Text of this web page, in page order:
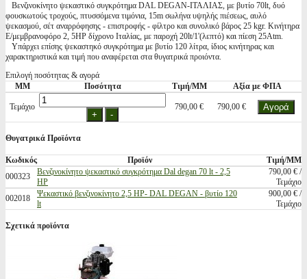
Βενζινοκίνητο ψεκαστικό συγκρότημα DAL DEGAN-ΙΤΑΛΙΑΣ, με βυτίο 70lt, δυό
φουσκωτούς τροχούς, πτυσσόμενα τιμόνια, 15m σωλήνα υψηλής πιέσεως, αυλό
ψεκασμού, σέτ αναρρόφησης - επιστροφής - φίλτρο και συνολικό βάρος 25 kgr. Κινήτηρα
Ε/μεμβρανοφόρο 2, 5HP δίχρονο Ιταλίας, με παροχή 20lt/1'(λεπτό) και πίεση 25Atm.
Υπάρχει επίσης ψεκαστηκό συγκρότημα με βυτίο 120 λίτρα, ίδιος κινήτηρας και
χαρακτηριστικά και τιμή που αναφέρεται στα θυγατρικά προιόντα.
Επιλογή ποσότητας & αγορά
ΜΜ
Ποσότητα Τιμή/ΜΜ Αξία με ΦΠΑ
Τεμάχιο 790,00 € 790,00 €
Θυγατρικά Προϊόντα
Κωδικός Προϊόν
Τιμή/ΜΜ
000323
Βενζινοκίνητο ψεκαστικό συγκρότημα Dal degan 70 lt - 2,5
HP
790,00 € /
Τεμάχιο
002018
Ψεκαστικό βενζινοκίνητο 2,5 ΗΡ- DAL DEGAN - βυτίο 120
lt
900,00 € /
Τεμάχιο
Σχετικά προϊόντα